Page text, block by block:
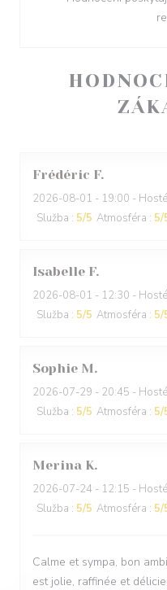
Frédéric F
2026-08-01 - 19:00 -
Služba : 5/5 Atmosféra : 5/
Isabelle F
2026-08-01 - 12:30 -
Služba : 5/5 Atmosféra : 5/
Sophie M
2026-07-29 - 20:45 -
Služba : 5/5 Atmosféra : 5/
Merina K
2026-07-24 - 12:15 -
Služba : 5/5 Atmosféra : 5/
Calme et sympa, bon
est jolie, raffinée et